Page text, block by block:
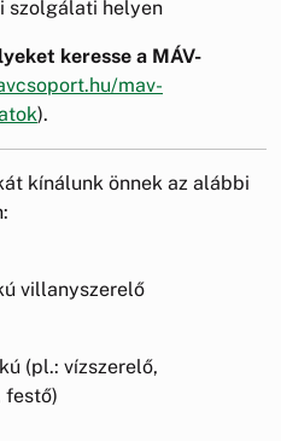
szolgálati helyen
keresse a MÁV-
mav-
).
kínálunk önnek az alábbi
villanyszerelő
(pl.: vízszerelő,
festő)